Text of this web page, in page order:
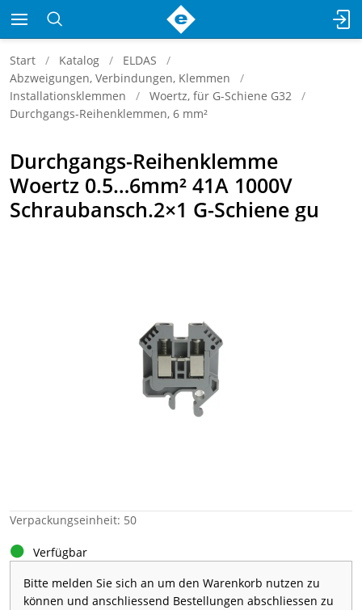
Start Katalog
ELDAS
Abzweigungen, Verbindungen, Klemmen
Installationsklemmen
Woertz, für G-Schiene G32
Durchgangs-Reihenklemmen, 6 mm²
Durchgangs-Reihenklemme
Woertz 0.5…6mm² 41A 1000V
Schraubansch.2×1 G-Schiene gu
Verpackungseinheit: 50
Verfügbar
Bitte melden Sie sich an um den Warenkorb nutzen zu
können und anschliessend Bestellungen abschliessen zu